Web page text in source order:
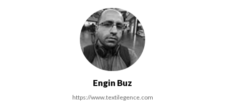
Engin Buz
https://www.textilegence.com